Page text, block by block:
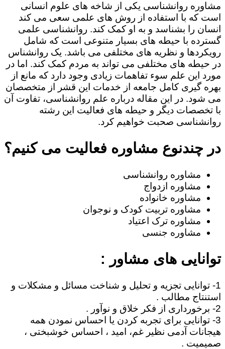
مشاوره روانشناسی یکی از شاخه های علوم انسانی
است که با استفاده از روش های علمی سعی می کند
انسان را بشناسد و به او کمک کند. روانشناسی علمی
گسترده با حیطه های بسیار متنوعی است که شامل
رویکردها و نظریه های مختلفی می باشد. یک روانشناس
در حیطه های مختلفی می تواند به مردم کمک کند. اما در
مورد این علم سوء تفاهمات زیادی وجود دارد که مانع از
بهره گیری کامل جامعه از خدمات این قشر از متخصصان
می شود. در این مقاله درباره علم روانشناسی، تفاوت آن
با تخصصات دیگر و حیطه های فعالیت این رشته
روانشناسی صحبت خواهیم کرد.
در چندنوع مشاوره فعالیت می کنیم؟
مشاوره روانشناسی
مشاوره ازدواج
مشاوره خانواده
مشاوره تربیت کودک و نوجوان
مشاوره ترک اعتیاد
مشاوره جنسی
توانایی های مشاور :
1- توانایی تجزیه و تحلیل و شناخت مسائل و مشکلات و
استنتاج مطالب .
2- برخورداری از فکر خلاق و نوآور .
3- توانایی برای تجربه کردن یا احساس نمودن همه
هیجانات آدمی نظیر غم، امید ، احساس خوشبختی ،
صمیمیت .